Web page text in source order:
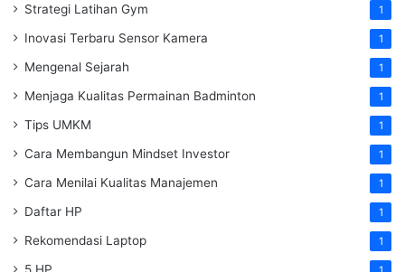
Strategi Latihan Gym 1
Inovasi Terbaru Sensor Kamera 1
Mengenal Sejarah 1
Menjaga Kualitas Permainan Badminton 1
Tips UMKM 1
Cara Membangun Mindset Investor 1
Cara Menilai Kualitas Manajemen 1
Daftar HP 1
Rekomendasi Laptop 1